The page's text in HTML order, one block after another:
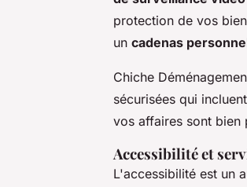
protection de vos
un cadenas
Chiche
sécurisées qui
vos affaires sont bien
Accessibilité et
L'accessibilité est un